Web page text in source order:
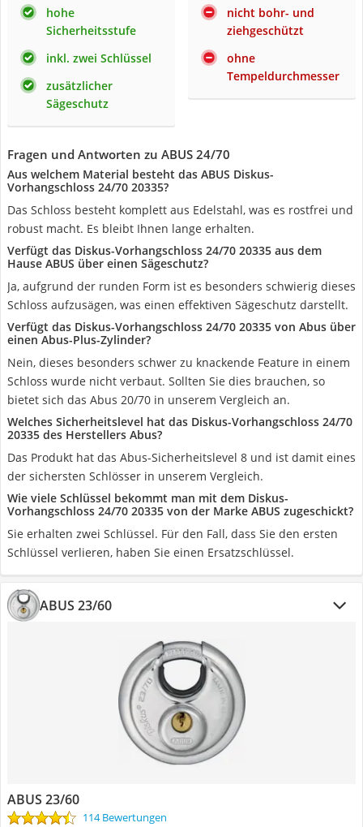
hohe
Sicherheitsstufe
inkl. zwei Schlüssel
zusätzlicher
Sägeschutz
nicht bohr- und
ziehgeschützt
ohne
Tempeldurchmesser
Fragen und Antworten zu ABUS 24/70
Aus welchem Material besteht das ABUS Diskus-
Vorhangschloss 24/70 20335?
Das Schloss besteht komplett aus Edelstahl, was es rostfrei und
robust macht. Es bleibt Ihnen lange erhalten.
Verfügt das Diskus-Vorhangschloss 24/70 20335 aus dem
Hause ABUS über einen Sägeschutz?
Ja, aufgrund der runden Form ist es besonders schwierig dieses
Schloss aufzusägen, was einen effektiven Sägeschutz darstellt.
Verfügt das Diskus-Vorhangschloss 24/70 20335 von Abus über
einen Abus-Plus-Zylinder?
Nein, dieses besonders schwer zu knackende Feature in einem
Schloss wurde nicht verbaut. Sollten Sie dies brauchen, so
bietet sich das Abus 20/70 in unserem Vergleich an.
Welches Sicherheitslevel hat das Diskus-Vorhangschloss 24/70
20335 des Herstellers Abus?
Das Produkt hat das Abus-Sicherheitslevel 8 und ist damit eines
der sichersten Schlösser in unserem Vergleich.
Wie viele Schlüssel bekommt man mit dem Diskus-
Vorhangschloss 24/70 20335 von der Marke ABUS zugeschickt?
Sie erhalten zwei Schlüssel. Für den Fall, dass Sie den ersten
Schlüssel verlieren, haben Sie einen Ersatzschlüssel.
ABUS 23/60
ABUS 23/60
114 Bewertungen